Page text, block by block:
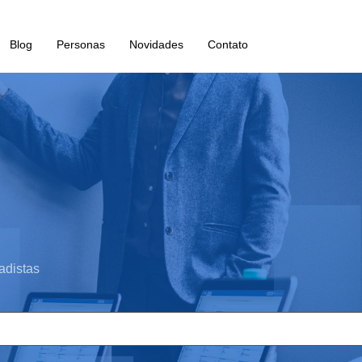
Blog Personas Novidades Contato